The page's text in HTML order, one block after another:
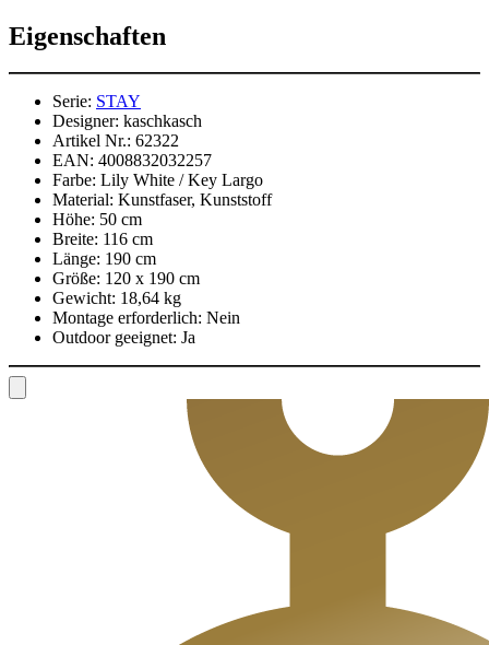
Eigenschaften
Serie: STAY
Designer: kaschkasch
Artikel Nr.: 62322
EAN: 4008832032257
Farbe: Lily White / Key Largo
Material: Kunstfaser, Kunststoff
Höhe: 50 cm
Breite: 116 cm
Länge: 190 cm
Größe: 120 x 190 cm
Gewicht: 18,64 kg
Montage erforderlich: Nein
Outdoor geeignet: Ja